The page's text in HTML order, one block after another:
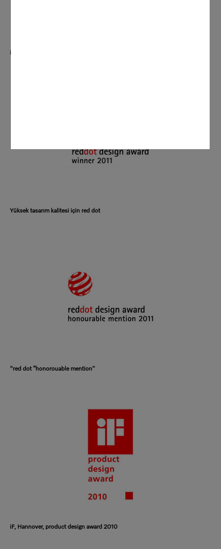
iF product design award
Yüksek tasarım kalitesi için red dot
"red dot “honorouable mention”
iF, Hannover, product design award 2010